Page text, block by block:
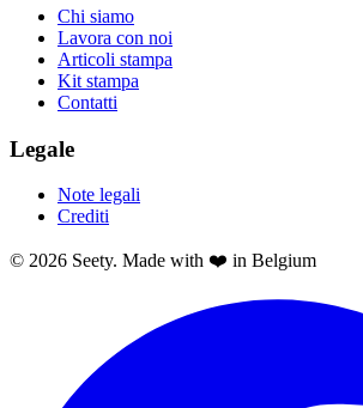
Chi siamo
Lavora con noi
Articoli stampa
Kit stampa
Contatti
Legale
Note legali
Crediti
© 2026 Seety. Made with ❤️ in Belgium